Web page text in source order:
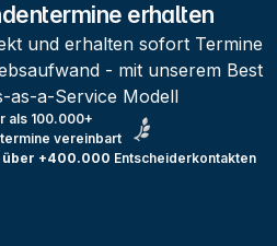
erhalten
und erhalten sofort Termine
- mit unserem Best
as-a-Service Modell
als 100.000+
vereinbart
über +400.000 Entscheiderkontakten